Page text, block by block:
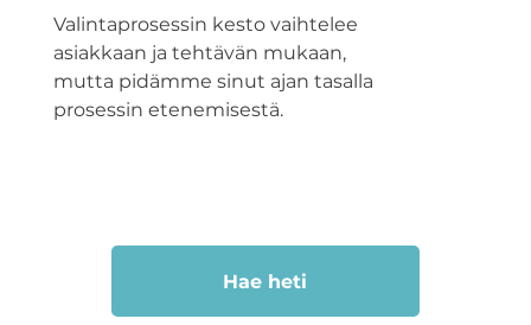
Valintaprosessin kesto vaihtelee
asiakkaan ja tehtävän mukaan,
mutta pidämme sinut ajan tasalla
prosessin etenemisestä.
Hae heti